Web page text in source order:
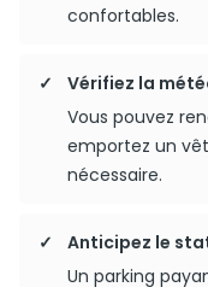
confortables.
Vérifiez la
Vous pouvez
emportez un
nécessaire.
Anticipez le
Un parking